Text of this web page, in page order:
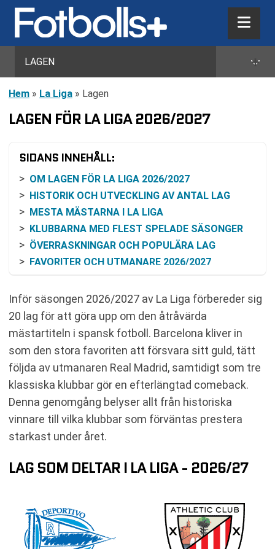
LAGEN +
Hem » La Liga » Lagen
LAGEN FÖR LA LIGA 2026/2027
SIDANS INNEHÅLL:
OM LAGEN FÖR LA LIGA 2026/2027
HISTORIK OCH UTVECKLING AV ANTAL LAG
MESTA MÄSTARNA I LA LIGA
KLUBBARNA MED FLEST SPELADE SÄSONGER
ÖVERRASKNINGAR OCH POPULÄRA LAG
FAVORITER OCH UTMANARE 2026/2027
Inför säsongen 2026/2027 av La Liga förbereder sig
20 lag för att göra upp om den åtråvärda
mästartiteln i spansk fotboll. Barcelona kliver in
som den stora favoriten att försvara sitt guld, tätt
följda av utmanaren Real Madrid, samtidigt som tre
klassiska klubbar gör en efterlängtad comeback.
Denna genomgång belyser allt från historiska
vinnare till vilka klubbar som förväntas prestera
starkast under året.
LAG SOM DELTAR I LA LIGA - 2026/27